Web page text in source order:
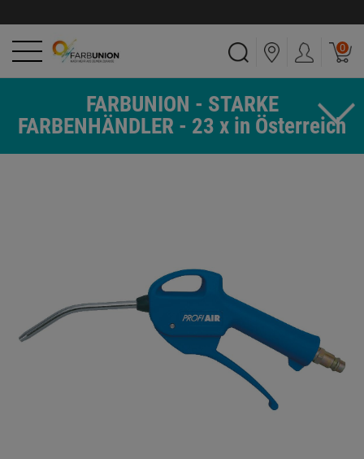
0
FARBUNION - STARKE
FARBENHÄNDLER - 23 x in Österreich